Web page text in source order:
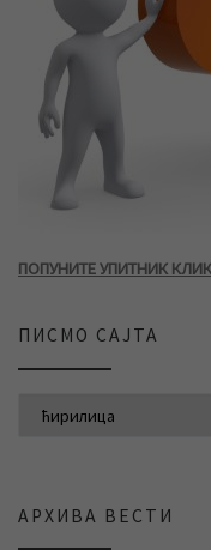
ПОПУНИТЕ УПИТНИК
ПИСМО САЈТА
АРХИВА ВЕСТИ